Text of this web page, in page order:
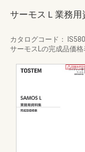
サーモスＬ業務用
カタログコード：
サーモスLの完成品価格